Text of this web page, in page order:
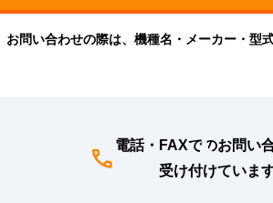
お問い合わせの際は、機種名・メーカー・型
電話・FAXでのお問い
受け付けていま